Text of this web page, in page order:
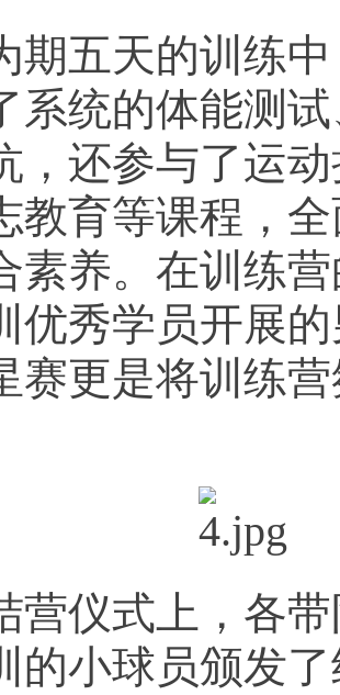
五天的训练中
系统的体能测
，还参与了运
教育等课程，
素养。在训练
优秀学员开展
赛更是将训练
仪式上，各带
的小球员颁发